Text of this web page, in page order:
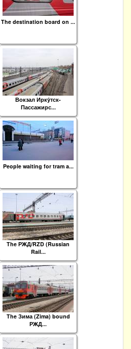
The destination board on ...
Вокзал Ирку́тск-
Пассажирс...
People waiting for tram a...
The РЖД/RZD (Russian
Rail...
The Зима (Zima) bound
РЖД...